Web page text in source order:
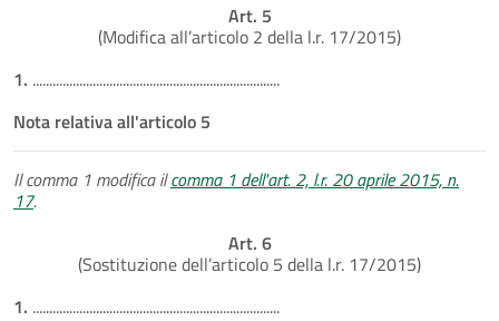
Art. 5
(Modifica all’articolo 2 della l.r. 17/2015)
1. ..........................................................................
Nota relativa all'articolo 5
Il comma 1 modifica ilcomma 1 dell'art. 2, l.r. 20 aprile 2015, n.
17.
Art. 6
(Sostituzione dell’articolo 5 della l.r. 17/2015)
1. ..........................................................................